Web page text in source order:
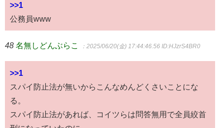
>>1
公務員www
48 名無しどんぶらこ ：2025/06/20(金) 17:44:46.56 ID:HJzrS4BR0
>>1
スパイ防止法が無いからこんなめんどくさいことにな
る。
スパイ防止法があれば、コイツらは問答無用で全員絞首